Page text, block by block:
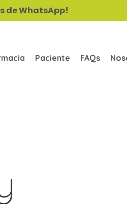
deWhatsApp!
Paciente FAQs